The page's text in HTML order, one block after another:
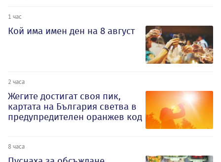
1 час
Кой има имен ден на 8 август
2 часа
Жегите достигат своя пик,
картата на България светва в
предупредителен оранжев код
8 часа